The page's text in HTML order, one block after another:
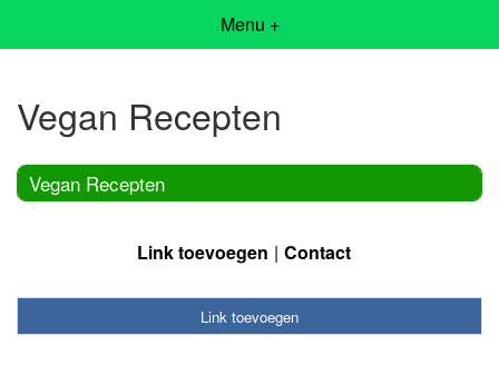
Menu +
Vegan Recepten
Vegan Recepten
Link toevoegen Contact
Link toevoegen